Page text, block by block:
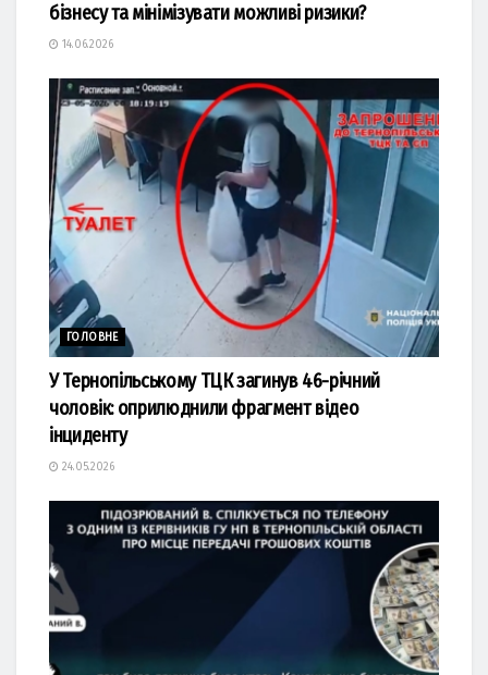
бізнесу та мінімізувати можливі ризики?
14.06.2026
ГОЛОВНЕ
У Тернопільському ТЦК загинув 46-річний
чоловік: оприлюднили фрагмент відео
інциденту
24.05.2026